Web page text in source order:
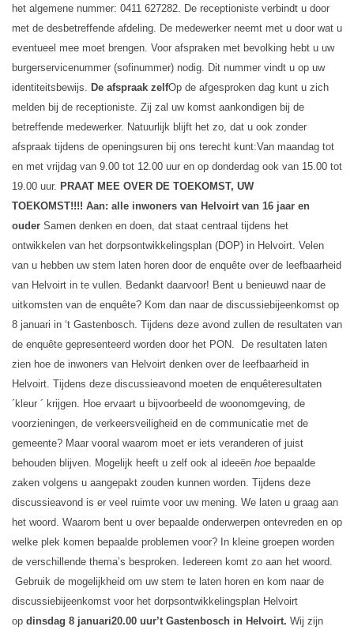
het algemene nummer: 0411 627282. De receptioniste verbindt u door
met de desbetreffende afdeling. De medewerker neemt met u door wat u
eventueel mee moet brengen. Voor afspraken met bevolking hebt u uw
burgerservicenummer (sofinummer) nodig. Dit nummer vindt u op uw
identiteitsbewijs. De afspraak zelfOp de afgesproken dag kunt u zich
melden bij de receptioniste. Zij zal uw komst aankondigen bij de
betreffende medewerker. Natuurlijk blijft het zo, dat u ook zonder
afspraak tijdens de openingsuren bij ons terecht kunt:Van maandag tot
en met vrijdag van 9.00 tot 12.00 uur en op donderdag ook van 15.00 tot
19.00 uur. PRAAT MEE OVER DE TOEKOMST, UW
TOEKOMST!!!! Aan: alle inwoners van Helvoirt van 16 jaar en
ouder Samen denken en doen, dat staat centraal tijdens het
ontwikkelen van het dorpsontwikkelingsplan (DOP) in Helvoirt. Velen
van u hebben uw stem laten horen door de enquête over de leefbaarheid
van Helvoirt in te vullen. Bedankt daarvoor! Bent u benieuwd naar de
uitkomsten van de enquête? Kom dan naar de discussiebijeenkomst op
8 januari in ‘t Gastenbosch. Tijdens deze avond zullen de resultaten van
de enquête gepresenteerd worden door het PON.
De resultaten laten
zien hoe de inwoners van Helvoirt denken over de leefbaarheid in
Helvoirt. Tijdens deze discussieavond moeten de enquêteresultaten
´kleur ´ krijgen. Hoe ervaart u bijvoorbeeld de woonomgeving, de
voorzieningen, de verkeersveiligheid en de communicatie met de
gemeente? Maar vooral waarom moet er iets veranderen of juist
behouden blijven. Mogelijk heeft u zelf ook al ideeën hoe bepaalde
zaken volgens u aangepakt zouden kunnen worden. Tijdens deze
discussieavond is er veel ruimte voor uw mening. We laten u graag aan
het woord. Waarom bent u over bepaalde onderwerpen ontevreden en op
welke plek komen bepaalde problemen voor? In kleine groepen worden
de verschillende thema’s besproken. Iedereen komt zo aan het woord.
Gebruik de mogelijkheid om uw stem te laten horen en kom naar de
discussiebijeenkomst voor het dorpsontwikkelingsplan Helvoirt
op dinsdag 8 januari20.00 uur’t Gastenbosch in Helvoirt. Wij zijn